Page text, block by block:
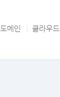
도메인 클라우드